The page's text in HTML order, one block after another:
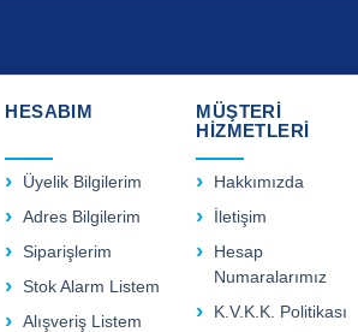
HESABIM
Üyelik Bilgilerim
Adres Bilgilerim
Siparişlerim
Stok Alarm Listem
Alışveriş Listem
MÜŞTERİ
HİZMETLERİ
Hakkımızda
İletişim
Hesap
Numaralarımız
K.V.K.K. Politikası